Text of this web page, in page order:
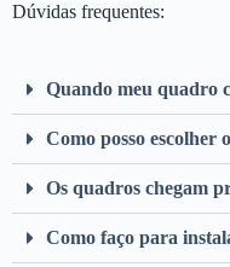
Dúvidas frequentes:
Quando meu quadro
Como posso escolher
Os quadros chegam
Como faço para